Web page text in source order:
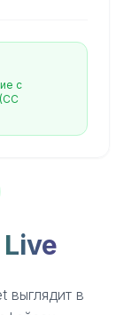
с
(CC
выглядит в